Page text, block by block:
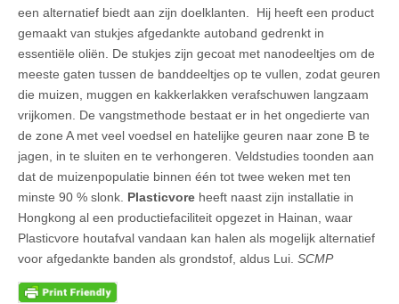
een alternatief biedt aan zijn doelklanten. Hij heeft een product
gemaakt van stukjes afgedankte autoband gedrenkt in
essentiële oliën. De stukjes zijn gecoat met nanodeeltjes om de
meeste gaten tussen de banddeeltjes op te vullen, zodat geuren
die muizen, muggen en kakkerlakken verafschuwen langzaam
vrijkomen. De vangstmethode bestaat er in het ongedierte van
de zone A met veel voedsel en hatelijke geuren naar zone B te
jagen, in te sluiten en te verhongeren. Veldstudies toonden aan
dat de muizenpopulatie binnen één tot twee weken met ten
minste 90 % slonk. Plasticvore heeft naast zijn installatie in
Hongkong al een productiefaciliteit opgezet in Hainan, waar
Plasticvore houtafval vandaan kan halen als mogelijk alternatief
voor afgedankte banden als grondstof, aldus Lui. SCMP